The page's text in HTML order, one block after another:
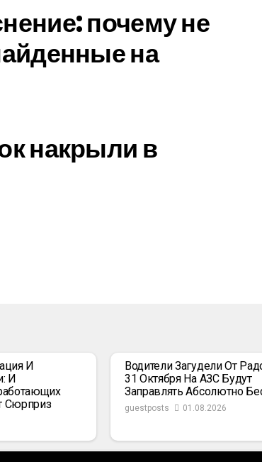
почему не
на
накрыли в
И
И
Сюрприз
Водители Загудели От
31 Октября На АЗС Будут
Заправлять Абсолютно
guestposts 01.08.2026